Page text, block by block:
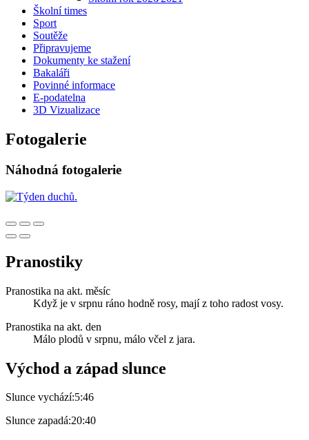
Školní times
Sport
Soutěže
Připravujeme
Dokumenty ke stažení
Bakaláři
Povinné informace
E-podatelna
3D Vizualizace
Fotogalerie
Náhodná fotogalerie
Pranostiky
Pranostika na akt. měsíc
Když je v srpnu ráno hodně rosy, mají z toho radost vosy.
Pranostika na akt. den
Málo plodů v srpnu, málo včel z jara.
Východ a západ slunce
Slunce vychází:5:46
Slunce zapadá:20:40